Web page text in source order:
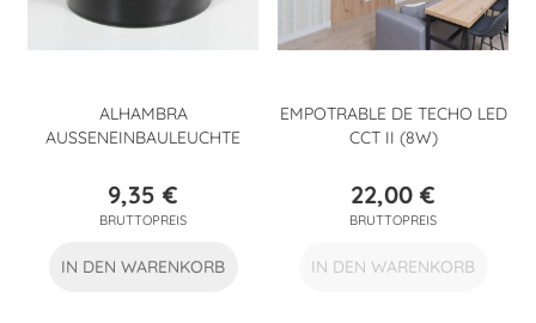
ALHAMBRA
AUSSENEINBAULEUCHTE
Preis
9,35 €
BRUTTOPREIS
IN DEN WARENKORB
EMPOTRABLE DE TECHO LED
CCT II (8W)
Preis
22,00 €
BRUTTOPREIS
IN DEN WARENKORB